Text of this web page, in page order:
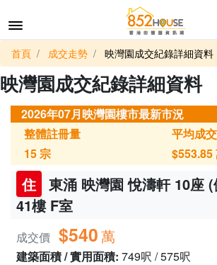
首頁 成交走勢 映灣園成交紀錄詳細資料
映灣園成交紀錄詳細資料
2026年07月映灣園樓市最新市況
整體註冊量
15宗
平均成
$553.85
住
東涌 映灣園 悅濤軒 10座
41樓 F室
成交價 $540萬
建築面積 / 實用面積: 749呎 / 575呎